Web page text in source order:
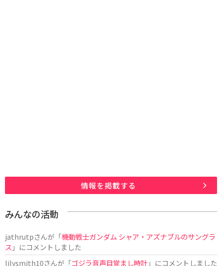
情報を掲載する
みんなの活動
jathrutpさんが「機動戦士ガンダム シャア・アズナブルのサングラ
ス 」にコメントしました
lilysmith10さんが「ゴジラ音声目覚まし時計」にコメントしました